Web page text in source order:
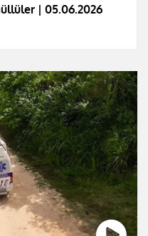
| 05.06.2026